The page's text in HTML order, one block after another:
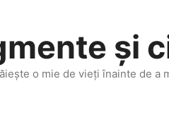
și
o mie de vieţi înainte de a